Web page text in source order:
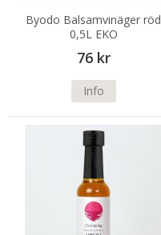
Byodo Balsamvinäger röd
0,5L EKO
76 kr
Info